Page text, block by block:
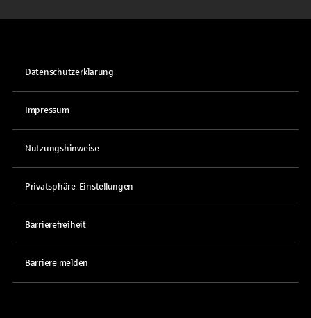
Datenschutzerklärung
Impressum
Nutzungshinweise
Privatsphäre-Einstellungen
Barrierefreiheit
Barriere melden